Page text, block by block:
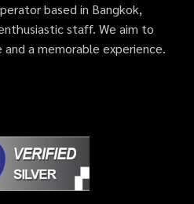
based in Bangkok,
staff. We aim to
a memorable experience.